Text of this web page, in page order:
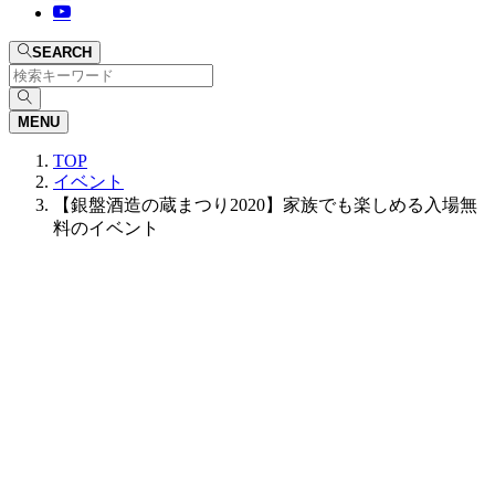
SEARCH
MENU
TOP
イベント
【銀盤酒造の蔵まつり2020】家族でも楽しめる入場無
料のイベント